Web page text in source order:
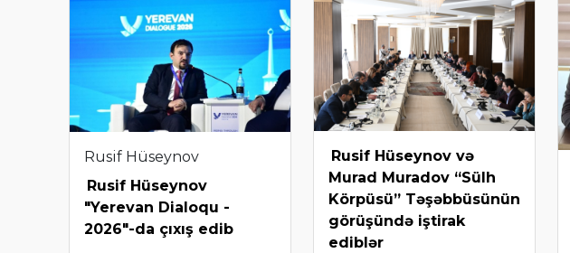
Rusif Hüseynov
Rusif Hüseynov
"Yerevan Dialoqu -
2026"-da çıxış edib
Rusif Hüseynov və
Murad Muradov “Sülh
Körpüsü” Təşəbbüsünün
görüşündə iştirak
ediblər